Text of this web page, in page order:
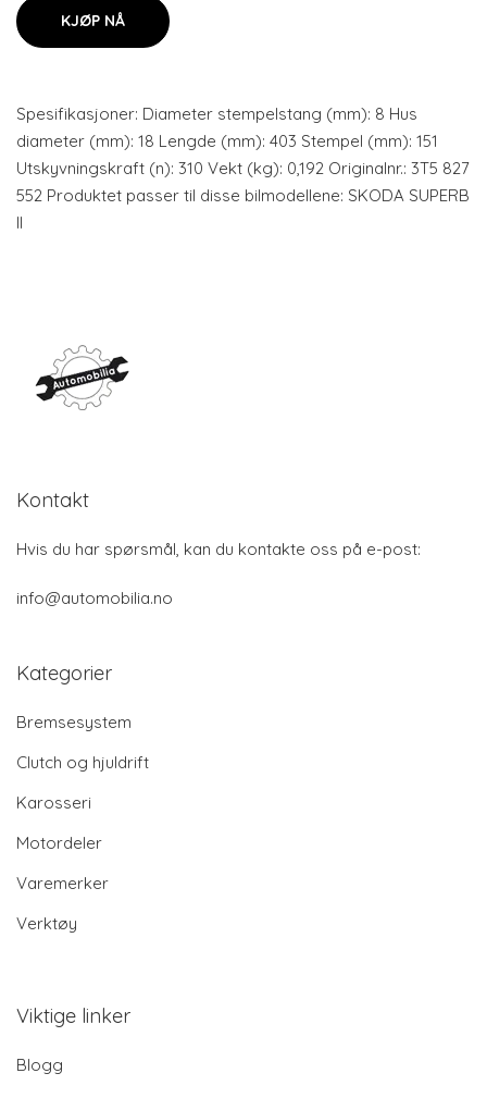
KJØP NÅ
Spesifikasjoner: Diameter stempelstang (mm): 8 Hus
diameter (mm): 18 Lengde (mm): 403 Stempel (mm): 151
Utskyvningskraft (n): 310 Vekt (kg): 0,192 Originalnr.: 3T5 827
552 Produktet passer til disse bilmodellene: SKODA SUPERB
II
Kontakt
Hvis du har spørsmål, kan du kontakte oss på e-post:
info@automobilia.no
Kategorier
Bremsesystem
Clutch og hjuldrift
Karosseri
Motordeler
Varemerker
Verktøy
Viktige linker
Blogg